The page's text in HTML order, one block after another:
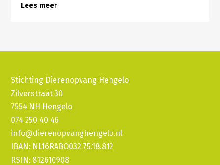
Lees meer
Stichting Dierenopvang Hengelo
Zilverstraat 30
7554 NH Hengelo
074 250 40 46
info@dierenopvanghengelo.nl
IBAN: NL16RABO032.75.18.812
RSIN: 812610908